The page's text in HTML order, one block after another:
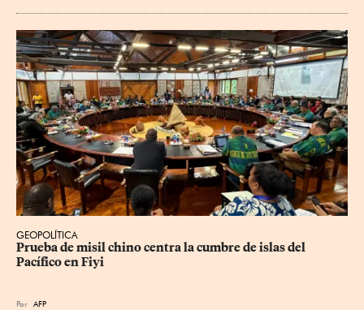
GEOPOLÍTICA
Prueba de misil chino centra la cumbre de islas del
Pacífico en Fiyi
Por AFP